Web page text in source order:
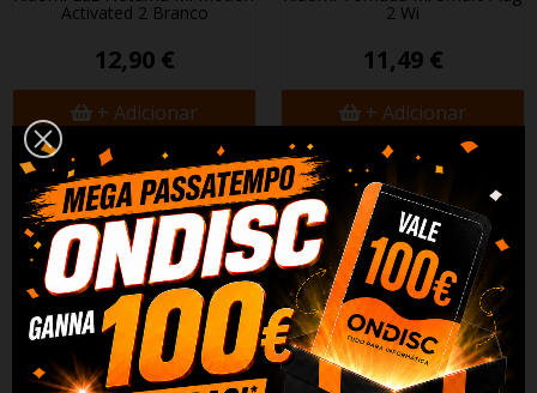
Activated 2 Branco
12,90 €
+ Adicionar
2 Wifi
11,49 €
+ Adicionar